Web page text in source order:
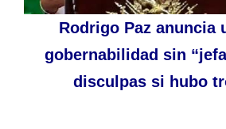
Rodrigo Paz anuncia
gobernabilidad sin
disculpas si hubo